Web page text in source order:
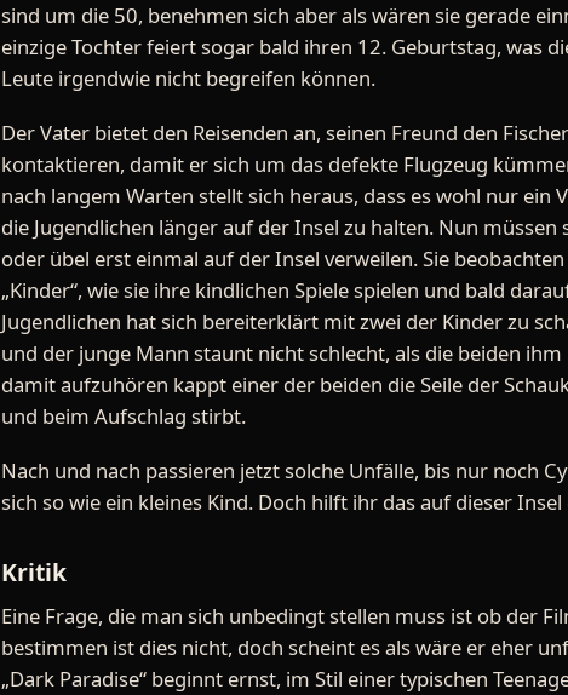
sind um die 50, benehmen sich aber als wären sie gerade
einzige Tochter feiert sogar bald ihren 12. Geburtstag, was
Leute irgendwie nicht begreifen können.
Der Vater bietet den Reisenden an, seinen Freund den
kontaktieren, damit er sich um das defekte Flugzeug
nach langem Warten stellt sich heraus, dass es wohl nur ein
die Jugendlichen länger auf der Insel zu halten. Nun müssen
oder übel erst einmal auf der Insel verweilen. Sie
„Kinder“, wie sie ihre kindlichen Spiele spielen und bald
Jugendlichen hat sich bereiterklärt mit zwei der Kinder zu
und der junge Mann staunt nicht schlecht, als die beiden
damit aufzuhören kappt einer der beiden die Seile der
und beim Aufschlag stirbt.
Nach und nach passieren jetzt solche Unfälle, bis nur noch
sich so wie ein kleines Kind. Doch hilft ihr das auf dieser
Kritik
Eine Frage, die man sich unbedingt stellen muss ist ob der
bestimmen ist dies nicht, doch scheint es als wäre er eher
„Dark Paradise“ beginnt ernst, im Stil einer typischen